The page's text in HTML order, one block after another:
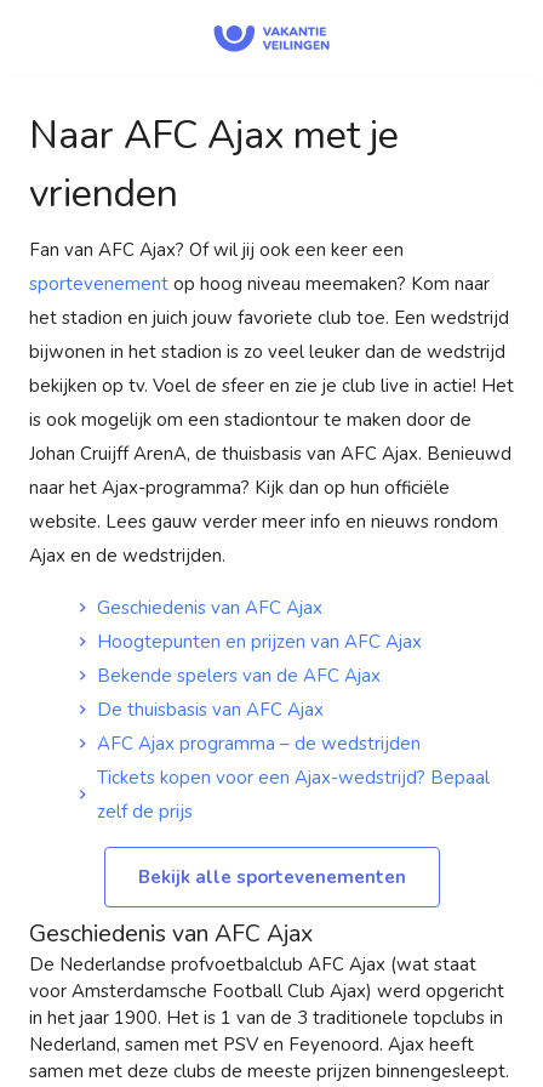
Naar AFC Ajax met je
vrienden
Fan van AFC Ajax? Of wil jij ook een keer een
sportevenement op hoog niveau meemaken? Kom naar
het stadion en juich jouw favoriete club toe. Een wedstrijd
bijwonen in het stadion is zo veel leuker dan de wedstrijd
bekijken op tv. Voel de sfeer en zie je club live in actie! Het
is ook mogelijk om een stadiontour te maken door de
Johan Cruijff ArenA, de thuisbasis van AFC Ajax. Benieuwd
naar het Ajax-programma? Kijk dan op hun officiële
website. Lees gauw verder meer info en nieuws rondom
Ajax en de wedstrijden.
Geschiedenis van AFC Ajax
Hoogtepunten en prijzen van AFC Ajax
Bekende spelers van de AFC Ajax
De thuisbasis van AFC Ajax
AFC Ajax programma – de wedstrijden
Tickets kopen voor een Ajax-wedstrijd? Bepaal
zelf de prijs
Bekijk alle sportevenementen
Geschiedenis van AFC Ajax
De Nederlandse profvoetbalclub AFC Ajax (wat staat
voor Amsterdamsche Football Club Ajax) werd opgericht
in het jaar 1900. Het is 1 van de 3 traditionele topclubs in
Nederland, samen met PSV en Feyenoord. Ajax heeft
samen met deze clubs de meeste prijzen binnengesleept.